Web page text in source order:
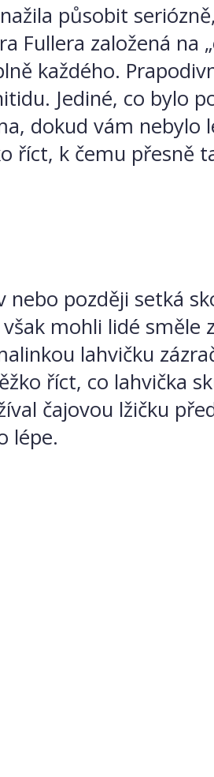
působit
Fullera založená na
každého.
Jediné, co bylo
dokud vám nebylo
říct, k čemu přesně
později setká
mohli lidé směle
lahvičku
říct, co lahvička
čajovou lžičku
lépe.